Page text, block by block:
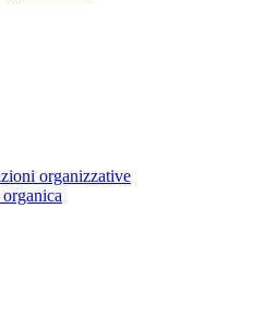
organizzative